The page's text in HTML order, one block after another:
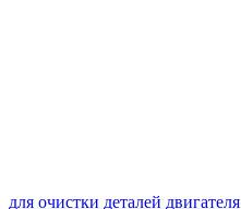
для очистки деталей двигателя